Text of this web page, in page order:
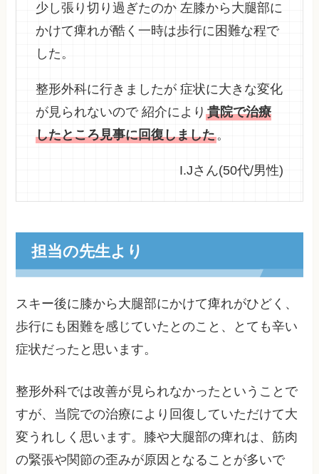
少し張り切り過ぎたのか 左膝から大腿部に
かけて痺れが酷く一時は歩行に困難な程で
した。
整形外科に行きましたが 症状に大きな変化
が見られないので 紹介により貴院で治療
したところ見事に回復しました。
I.Jさん(50代/男性)
担当の先生より
スキー後に膝から大腿部にかけて痺れがひどく、
歩行にも困難を感じていたとのこと、とても辛い
症状だったと思います。
整形外科では改善が見られなかったということで
すが、当院での治療により回復していただけて大
変うれしく思います。膝や大腿部の痺れは、筋肉
の緊張や関節の歪みが原因となることが多いで